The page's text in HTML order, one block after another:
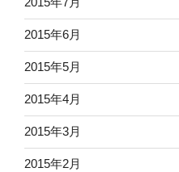
2015年6月
2015年5月
2015年4月
2015年3月
2015年2月